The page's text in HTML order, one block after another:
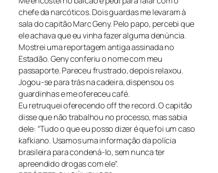
chefe da narcóticos. Dois guardas me levaram à
sala do capitão Marc Geny. Pelo papo, percebi que
ele achava que eu vinha fazer alguma denúncia.
Mostrei uma reportagem antiga assinada no
Estadão. Geny conferiu o nome com meu
passaporte. Pareceu frustrado, depois relaxou.
Jogou-se para trás na cadeira, dispensou os
guardinhas e me ofereceu café.
Eu retruquei oferecendo off the record. O capitão
disse que não trabalhou no processo, mas sabia
dele: “Tudo o que eu posso dizer é que foi um caso
kafkiano. Usamos uma informação da polícia
brasileira para condená-lo, sem nunca ter
apreendido drogas com ele”.